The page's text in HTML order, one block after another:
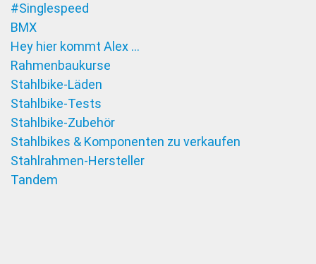
#Singlespeed
BMX
Hey hier kommt Alex …
Rahmenbaukurse
Stahlbike-Läden
Stahlbike-Tests
Stahlbike-Zubehör
Stahlbikes & Komponenten zu verkaufen
Stahlrahmen-Hersteller
Tandem